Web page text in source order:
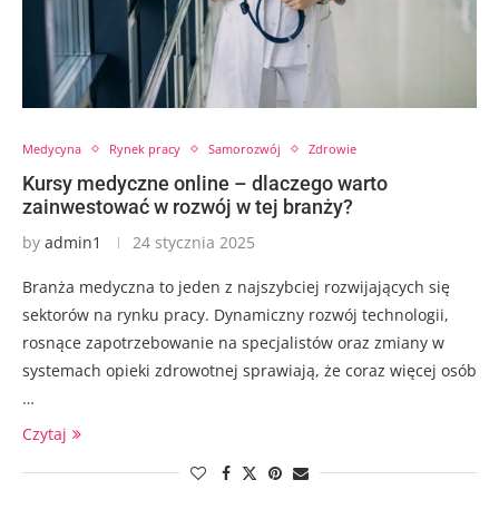
Medycyna Rynek pracy Samorozwój Zdrowie
Kursy medyczne online – dlaczego warto
zainwestować w rozwój w tej branży?
by admin1 24 stycznia 2025
Branża medyczna to jeden z najszybciej rozwijających się
sektorów na rynku pracy. Dynamiczny rozwój technologii,
rosnące zapotrzebowanie na specjalistów oraz zmiany w
systemach opieki zdrowotnej sprawiają, że coraz więcej osób
…
Czytaj